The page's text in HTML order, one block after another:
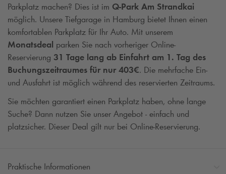
Parkplatz machen? Dies ist im Q-Park Am Strandkai
möglich. Unsere Tiefgarage in Hamburg bietet Ihnen einen
komfortablen Parkplatz für Ihr Auto. Mit unserem
Monatsdeal parken Sie nach vorheriger Online-
Reservierung 31 Tage lang ab Einfahrt am 1. Tag des
Buchungszeitraumes für nur 403€. Die mehrfache Ein-
und Ausfahrt ist möglich während des reservierten Zeitraums.
Sie möchten garantiert einen Parkplatz haben, ohne lange
Suche? Dann nutzen Sie unser Angebot - einfach und
platzsicher. Dieser Deal gilt nur bei Online-Reservierung.
Praktische Informationen